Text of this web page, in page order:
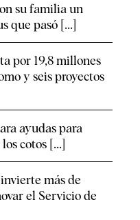
su familia un
que pasó [...]
por 19,8 millones
y seis proyectos
ayudas para
cotos [...]
más de
el Servicio de